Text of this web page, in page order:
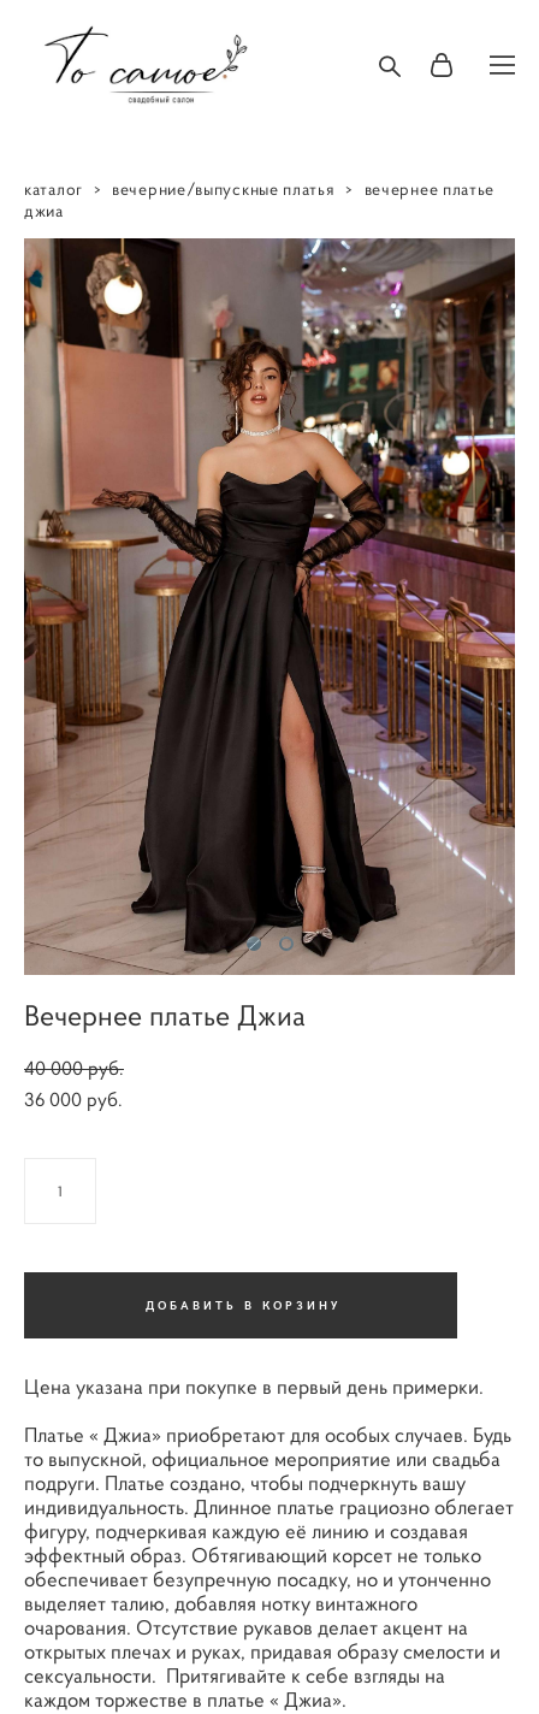
каталог > вечерние/выпускные платья >
вечернее платье
джиа
Вечернее платье Джиа
40 000 pуб.
36 000 pуб.
ДОБАВИТЬ В КОРЗИНУ
Цена указана при покупке в первый день примерки.
Платье « Джиа» приобретают для особых случаев. Будь
то выпускной, официальное мероприятие или свадьба
подруги. Платье создано, чтобы подчеркнуть вашу
индивидуальность. Длинное платье грациозно облегает
фигуру, подчеркивая каждую её линию и создавая
эффектный образ. Обтягивающий корсет не только
обеспечивает безупречную посадку, но и утонченно
выделяет талию, добавляя нотку винтажного
очарования. Отсутствие рукавов делает акцент на
открытых плечах и руках, придавая образу смелости и
сексуальности. Притягивайте к себе взгляды на
каждом торжестве в платье « Джиа».